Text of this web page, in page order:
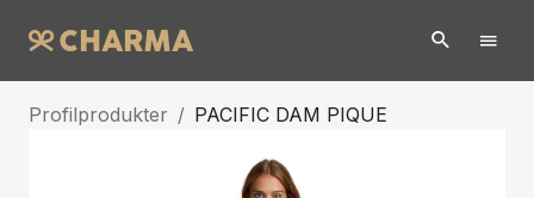
Profilprodukter / PACIFIC DAM PIQUE